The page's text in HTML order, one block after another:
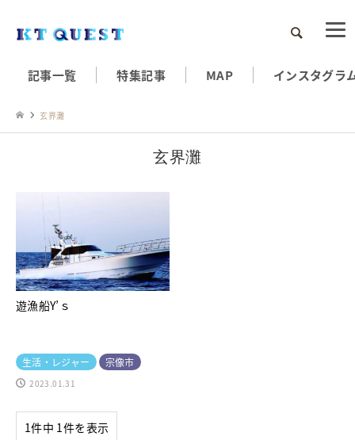
検索
記事一覧 特集記事 MAP インスタグラ
玄界灘
玄界灘
遊漁船Y’ｓ
生活・レジャー 宗像市
2023.01.31
1件中 1件を表示